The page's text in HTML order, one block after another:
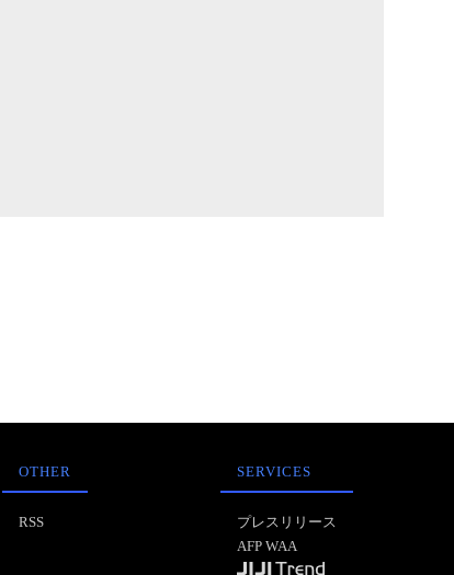
OTHER
RSS
SERVICES
プレスリリース
AFP WAA